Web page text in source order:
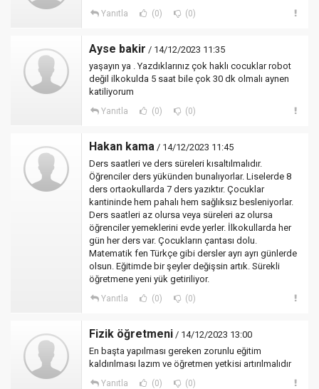
Yanıtla (0) (0)
Ayse bakir / 14/12/2023 11:35
yaşayın ya . Yazdıklarınız çok haklı cocuklar robot
değil ilkokulda 5 saat bile çok 30 dk olmalı aynen
katiliyorum
Yanıtla (0) (0)
Hakan kama / 14/12/2023 11:45
Ders saatleri ve ders süreleri kısaltılmalıdır.
Öğrenciler ders yükünden bunalıyorlar. Liselerde 8
ders ortaokullarda 7 ders yazıktır. Çocuklar
kantininde hem pahalı hem sağlıksız besleniyorlar.
Ders saatleri az olursa veya süreleri az olursa
öğrenciler yemeklerini evde yerler. İlkokullarda her
gün her ders var. Çocukların çantası dolu.
Matematik fen Türkçe gibi dersler ayrı ayrı günlerde
olsun. Eğitimde bir şeyler değişsin artık. Sürekli
öğretmene yeni yük getiriliyor.
Yanıtla (0) (0)
Fizik öğretmeni / 14/12/2023 13:00
En başta yapılması gereken zorunlu eğitim
kaldırılması lazım ve öğretmen yetkisi artırılmalıdır
Yanıtla (0) (0)